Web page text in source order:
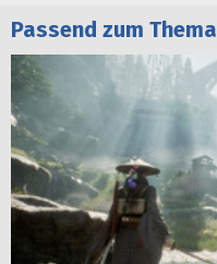
Passend zum Thema